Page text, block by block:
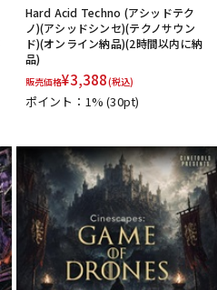
Hard Acid Techno (アシッドテク
ノ)(アシッドシンセ)(テクノサウン
ド)(オンライン納品)(2時間以内に納
品)
販売価格¥3,388(税込)
ポイント：1%(30pt)